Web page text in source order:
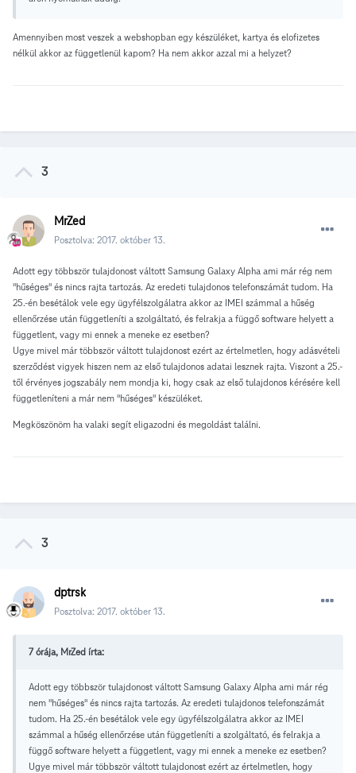
Amennyiben most veszek a webshopban egy készüléket, kartya és elofizetes
nélkül akkor az függetlenül kapom? Ha nem akkor azzal mi a helyzet?
3
MrZed
Posztolva: 2017. október 13.
Adott egy többször tulajdonost váltott Samsung Galaxy Alpha ami már rég nem
"hűséges" és nincs rajta tartozás. Az eredeti tulajdonos telefonszámát tudom. Ha
25.-én besétálok vele egy ügyfélszolgálatra akkor az IMEI számmal a hűség
ellenőrzése után függetleníti a szolgáltató, és felrakja a függő software helyett a
függetlent, vagy mi ennek a meneke ez esetben?
Ugye mivel már többször váltott tulajdonost ezért az értelmetlen, hogy adásvételi
szerződést vigyek hiszen nem az első tulajdonos adatai lesznek rajta. Viszont a 25.-
től érvényes jogszabály nem mondja ki, hogy csak az első tulajdonos kérésére kell
függetleníteni a már nem "hűséges" készüléket.
Megköszönöm ha valaki segít eligazodni és megoldást találni.
3
dptrsk
Posztolva: 2017. október 13.
7 órája, MrZed írta:
Adott egy többször tulajdonost váltott Samsung Galaxy Alpha ami már rég
nem "hűséges" és nincs rajta tartozás. Az eredeti tulajdonos telefonszámát
tudom. Ha 25.-én besétálok vele egy ügyfélszolgálatra akkor az IMEI
számmal a hűség ellenőrzése után függetleníti a szolgáltató, és felrakja a
függő software helyett a függetlent, vagy mi ennek a meneke ez esetben?
Ugye mivel már többször váltott tulajdonost ezért az értelmetlen, hogy